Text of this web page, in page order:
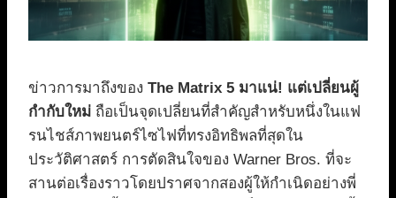
ข่าวการมาถึงของ The Matrix 5 มาแน่! แต่เปลี่ยนผู้
กำกับใหม่ ถือเป็นจุดเปลี่ยนที่สำคัญสำหรับหนึ่งในแฟ
รนไชส์ภาพยนตร์ไซไฟที่ทรงอิทธิพลที่สุดใน
ประวัติศาสตร์ การตัดสินใจของ Warner Bros. ที่จะ
สานต่อเรื่องราวโดยปราศจากสองผู้ให้กำเนิดอย่างพี่